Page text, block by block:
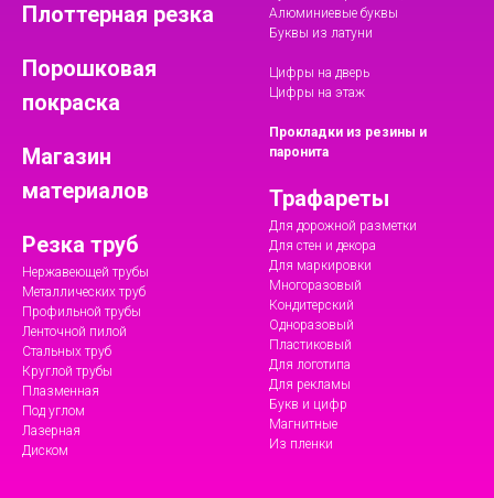
Плоттерная резка
Порошковая
покраска
Магазин
материалов
Резка труб
Нержавеющей трубы
Металлических труб
Профильной трубы
Ленточной пилой
Стальных труб
Круглой трубы
Плазменная
Под углом
Лазерная
Диском
Алюминиевые буквы
Буквы из латуни
Цифры на дверь
Цифры на этаж
Прокладки из резины и
паронита
Трафареты
Для дорожной разметки
Для стен и декора
Для маркировки
Многоразовый
Кондитерский
Одноразовый
Пластиковый
Для логотипа
Для рекламы
Букв и цифр
Магнитные
Из пленки